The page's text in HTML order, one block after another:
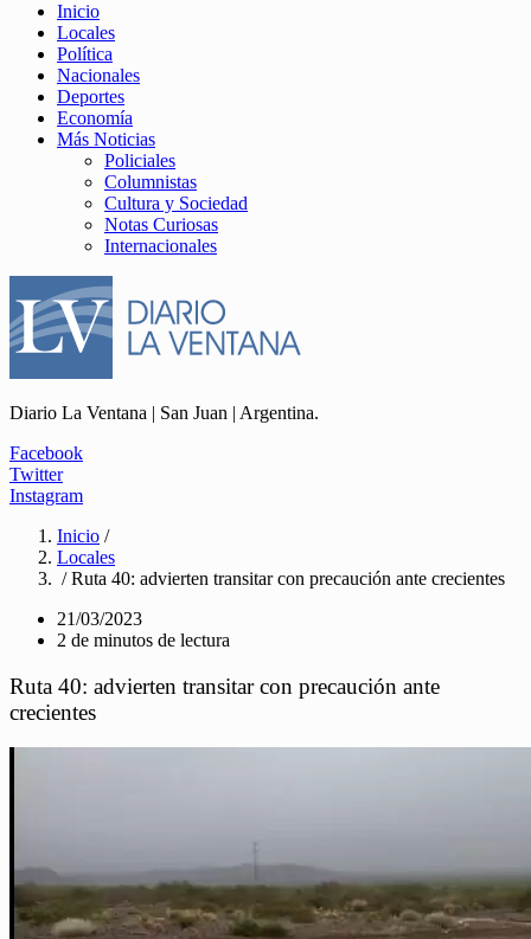
Inicio
Locales
Política
Nacionales
Deportes
Economía
Más Noticias
Policiales
Columnistas
Cultura y Sociedad
Notas Curiosas
Internacionales
Diario La Ventana | San Juan | Argentina.
Facebook
Twitter
Instagram
Inicio /
Locales
/ Ruta 40: advierten transitar con precaución ante crecientes
21/03/2023
2 de minutos de lectura
Ruta 40: advierten transitar con precaución ante
crecientes